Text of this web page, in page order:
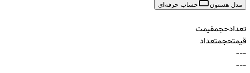
مدل هستون حساب حرفه‌ای
تعدادحجمقیمت
قیمتحجمتعداد
-
-
-
-
-
-